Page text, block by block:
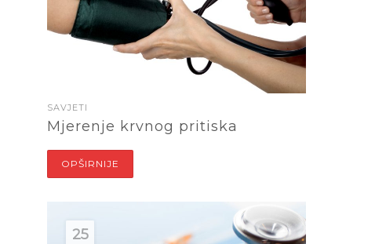
SAVJETI
Mjerenje krvnog pritiska
OPŠIRNIJE
25